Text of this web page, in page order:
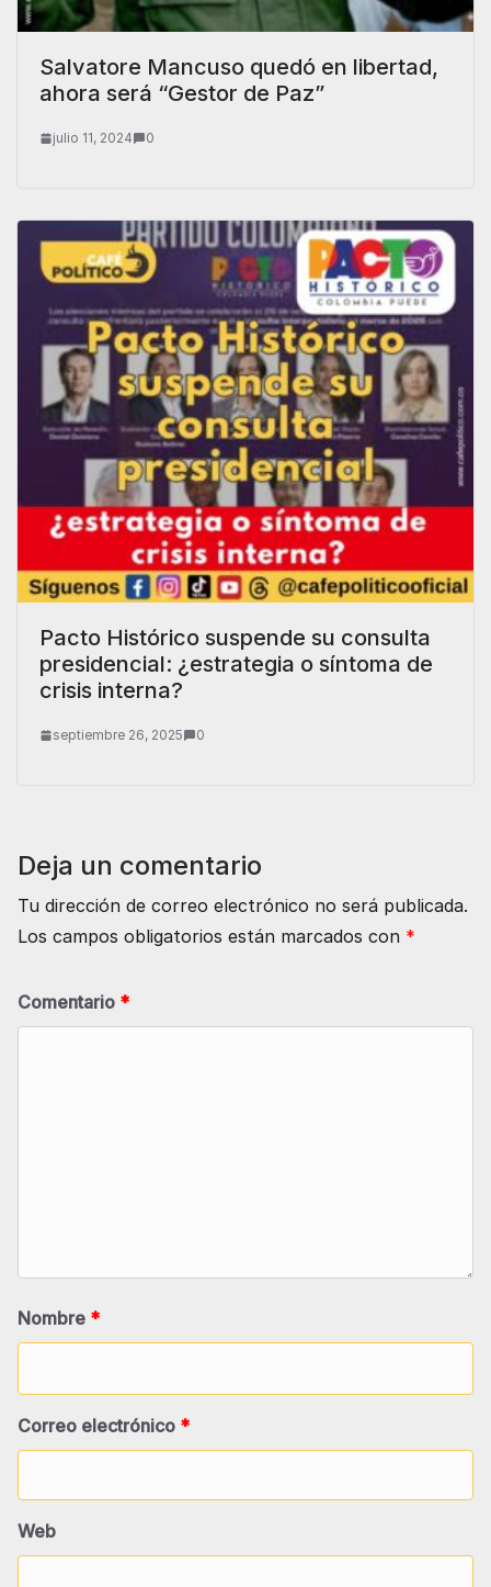
Salvatore Mancuso quedó en libertad,
ahora será “Gestor de Paz”
julio 11, 2024 0
Pacto Histórico suspende su consulta
presidencial: ¿estrategia o síntoma de
crisis interna?
septiembre 26, 2025 0
Deja un comentario
Tu dirección de correo electrónico no será publicada.
Los campos obligatorios están marcados con *
Comentario *
Nombre *
Correo electrónico *
Web